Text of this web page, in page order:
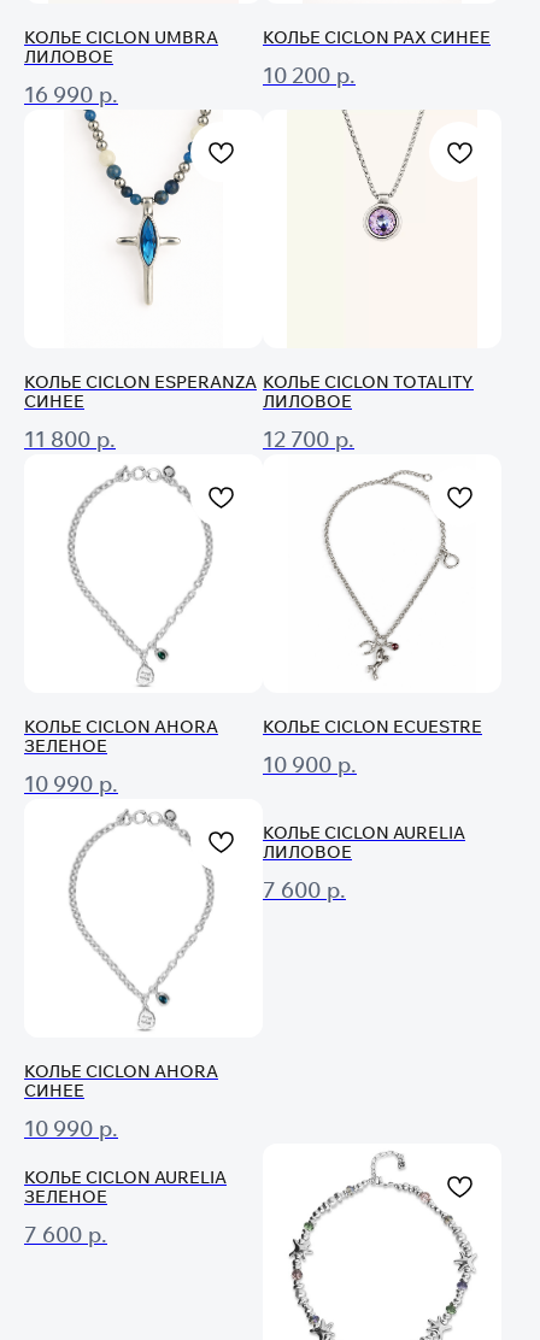
КОЛЬЕ CICLON UMBRA
ЛИЛОВОЕ
16 990 р.
КОЛЬЕ CICLON PAX СИНЕЕ
10 200 р.
КОЛЬЕ CICLON ESPERANZA
СИНЕЕ
11 800 р.
КОЛЬЕ CICLON TOTALITY
ЛИЛОВОЕ
12 700 р.
КОЛЬЕ CICLON AHORA
ЗЕЛЕНОЕ
10 990 р.
КОЛЬЕ CICLON ECUESTRE
10 900 р.
КОЛЬЕ CICLON AHORA
СИНЕЕ
10 990 р.
КОЛЬЕ CICLON AURELIA
ЛИЛОВОЕ
7 600 р.
КОЛЬЕ CICLON AURELIA
ЗЕЛЕНОЕ
7 600 р.
Консультация
Свяжитесь с нами в соц. сетях или